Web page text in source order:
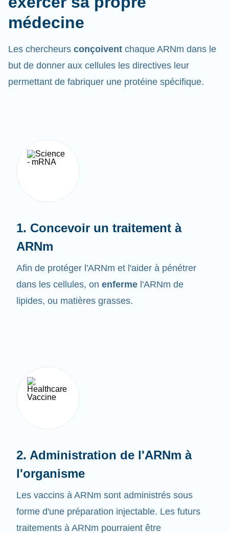
médecine
but de donner aux cellules les directives leur
permettant de fabriquer une protéine spécifique.
ARNm
Afin de protéger l'ARNm et l'aider à pénétrer
dans les cellules, onenferme l'ARNm de
lipides, ou matières grasses.
l'organisme
Les vaccins à ARNm sont administrés sous
forme d'une préparation injectable. Les futurs
traitements à ARNm pourraient être
administrés par perfusion.